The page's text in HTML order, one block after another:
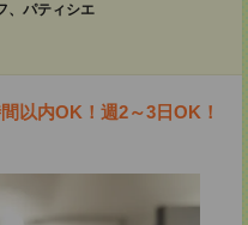
、パティシエ
以内OK！週2～3日OK！